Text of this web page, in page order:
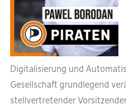
Digitalisierung und
Gesellschaft grundlegend
stellvertretender